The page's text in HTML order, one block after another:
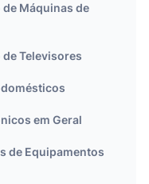
Máquinas de
Televisores
em Geral
de Equipamentos